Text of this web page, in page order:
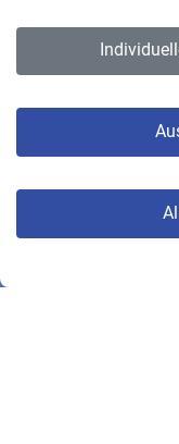
Erklärung zur
© VBL 2026